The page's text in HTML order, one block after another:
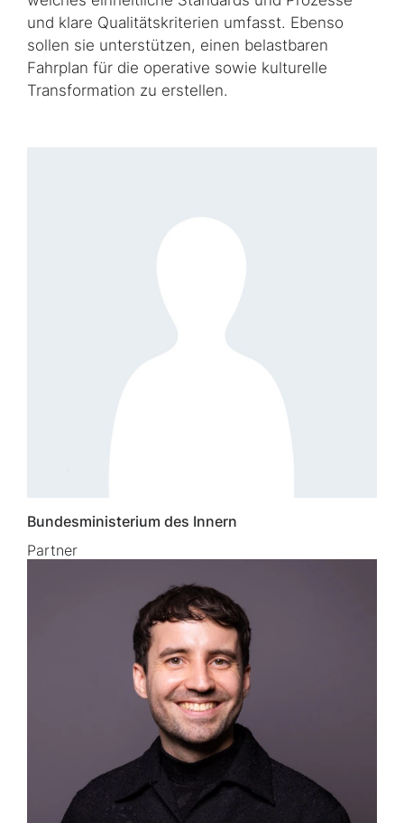
und klare Qualitätskriterien umfasst. Ebenso
sollen sie unterstützen, einen belastbaren
Fahrplan für die operative sowie kulturelle
Transformation zu erstellen.
Bundesministerium des Innern
Partner